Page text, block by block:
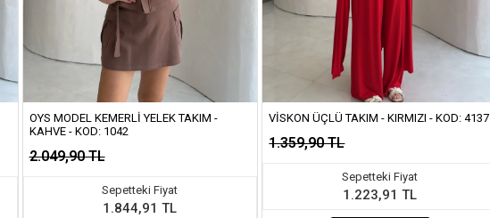
OYS MODEL KEMERLI YELEK TAKIM -
KAHVE - KOD: 1042
2.049,90 TL
Sepetteki Fiyat
1.844,91 TL
VISKON ÜÇLÜ TAKIM - KIRMIZI - KOD: 4137
1.359,90 TL
Sepetteki Fiyat
1.223,91 TL